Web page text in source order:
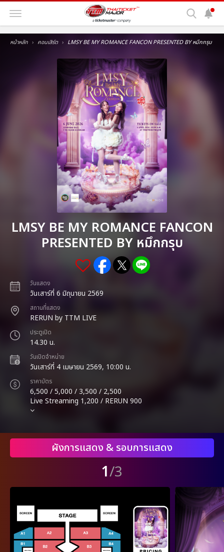
หน้าหลัก คอนเสิร์ต LMSY BE MY ROMANCE FANCON PRESENTED BY หมึกกรุบ
LMSY BE MY ROMANCE FANCON
PRESENTED BY หมึกกรุบ
วันแสดง
วันเสาร์ที่ 6 มิถุนายน 2569
สถานที่แสดง
RERUN by TTM LIVE
ประตูเปิด
14.30 น.
วันเปิดจำหน่าย
วันเสาร์ที่ 4 เมษายน 2569, 10:00 น.
ราคาบัตร
6,500 / 5,000 / 3,500 / 2,500
Live Streaming 1,200 / RERUN 900
ผังการแสดง & รอบการแสดง
1/3